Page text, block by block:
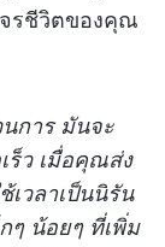
รชีวิตของคุณ
การ มันจะ
ร็ว เมื่อคุณส่ง
วลาเป็นนิรัน
ๆ น้อยๆ ที่เพิ่ม